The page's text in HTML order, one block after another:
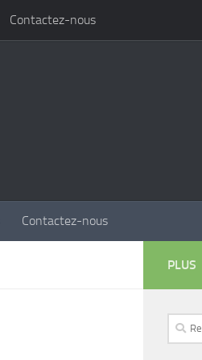
Contactez-nous
Contactez-nous
PLUS